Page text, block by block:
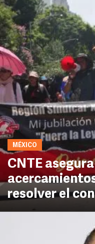
MÉXICO
CNTE
resolver el